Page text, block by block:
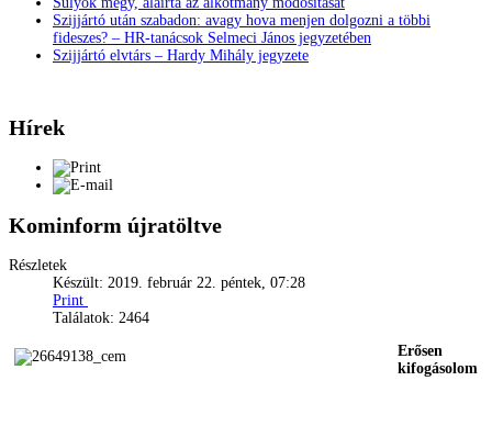
Szijjártó után szabadon: avagy hova menjen dolgozni a többi
fideszes? – HR-tanácsok Selmeci János jegyzetében
Szijjártó elvtárs – Hardy Mihály jegyzete
Hírek
Kominform újratöltve
Részletek
Készült: 2019. február 22. péntek, 07:28
Print
Találatok: 2464
Erősen
kifogásolom